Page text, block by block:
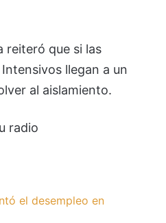
reiteró que si las
llegan a un
al aislamiento.
radio
el desempleo en